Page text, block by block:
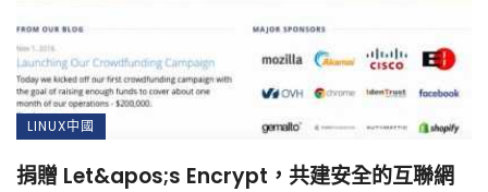
LINUX中國
捐贈 Let&apos;s Encrypt，共建安全的互聯網